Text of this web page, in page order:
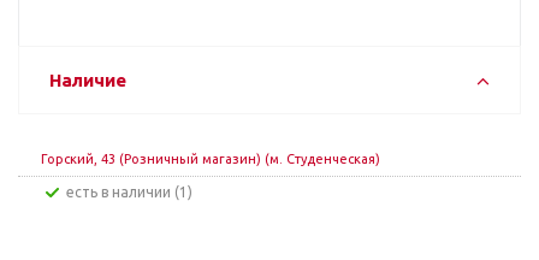
Наличие
Горский, 43 (Розничный магазин) (м. Студенческая)
Есть в наличии (1)